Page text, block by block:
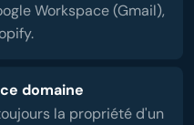
Workspace (Gmail),
domaine
la propriété d'un